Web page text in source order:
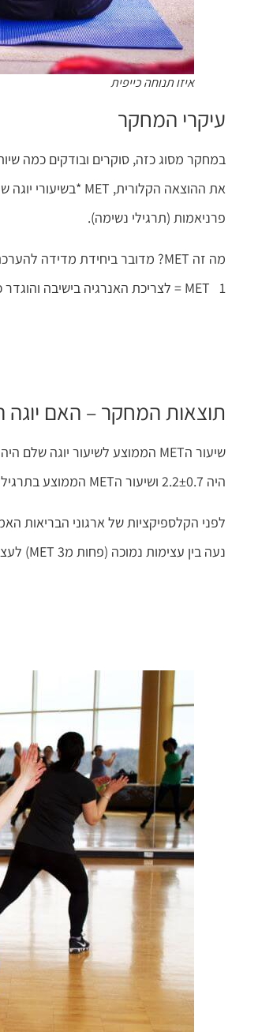
איזו תנוחה כייפית
עיקרי המחקר
פרניאמות (תרגילי נשימה).
MET 1 = לצריכת האנרגיה בישיבה והוגדר כ-3.5 מ"ל חמצן בדקה לכל ק"ג של משקל הגוף.
תוצאות המחקר – האם יוגה
היה 2.2±0.7 ושיעור הMET הממוצע בתרגילי נשימה היה 1.3±0.3.
לפני הקלספיקציות של ארגוני הבריאות
נעה בין עצימות נמוכה (פחות מ3 MET) לעצימות אירובית בינונית (MET בין 3-6) כשרוב הפעילויות ביוגה סווגו כעצימות קלה בלבד.